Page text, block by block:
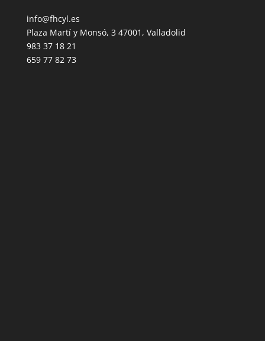
info@fhcyl.es
Plaza Martí y Monsó, 3 47001, Valladolid
983 37 18 21
659 77 82 73